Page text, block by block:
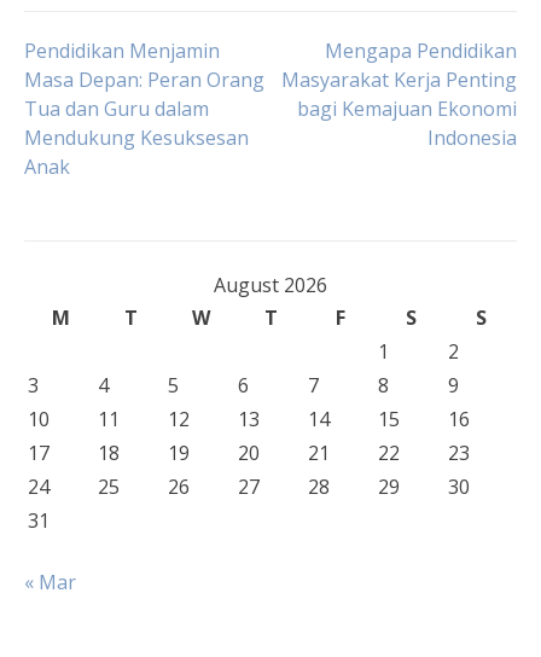
Post
navigation
Pendidikan Menjamin
Masa Depan: Peran Orang
Tua dan Guru dalam
Mendukung Kesuksesan
Anak
Mengapa Pendidikan
Masyarakat Kerja Penting
bagi Kemajuan Ekonomi
Indonesia
August 2026
M
T W T F S
S
1
2
3
4 5 6 7 8
9
10
11 12 13 14 15
16
17
18 19 20 21 22
23
24
25 26 27 28 29
30
31
« Mar